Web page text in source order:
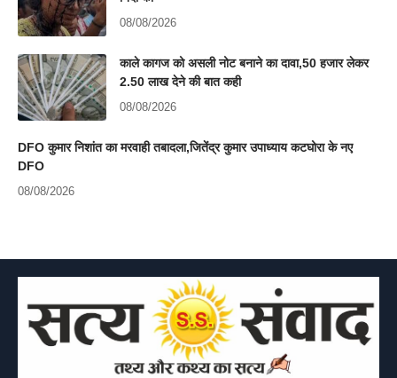
08/08/2026
काले कागज को असली नोट बनाने का दावा,50 हजार लेकर
2.50 लाख देने की बात कही
08/08/2026
DFO कुमार निशांत का मरवाही तबादला,जितेंद्र कुमार उपाध्याय कटघोरा के नए
DFO
08/08/2026